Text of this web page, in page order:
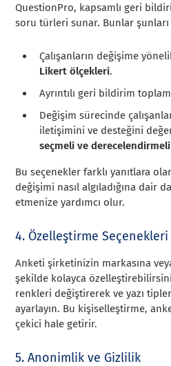
QuestionPro, kapsamlı geri
soru türleri sunar. Bunlar
Çalışanların değişime
Likert ölçekleri.
Ayrıntılı geri bildirim
Değişim sürecinde
iletişimini ve desteğini
seçmeli ve
Bu seçenekler farklı yanıtlara
değişimi nasıl algıladığına dair
etmenize yardımcı olur.
4. Özelleştirme Seçenekleri
Anketi şirketinizin markasına
şekilde kolayca
renkleri değiştirerek ve yazı
ayarlayın. Bu kişiselleştirme,
çekici hale getirir.
5. Anonimlik ve Gizlilik